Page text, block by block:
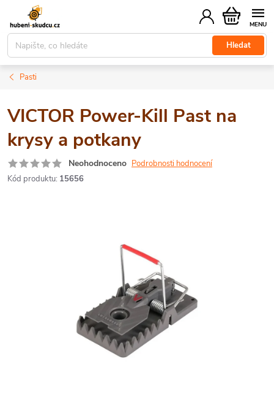
obsah
Hledat
Nákupní
košík
Pasti
VICTOR Power-Kill Past na
krysy a potkany
Neohodnoceno Podrobnosti hodnocení
Kód produktu: 15656